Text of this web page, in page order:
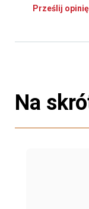
Prześlij opinię
Na